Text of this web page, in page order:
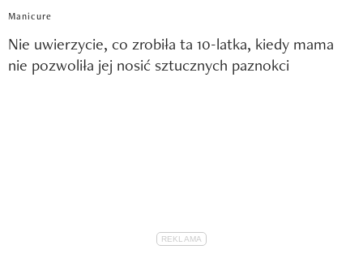
Manicure
Nie uwierzycie, co zrobiła ta 10-latka, kiedy mama
nie pozwoliła jej nosić sztucznych paznokci